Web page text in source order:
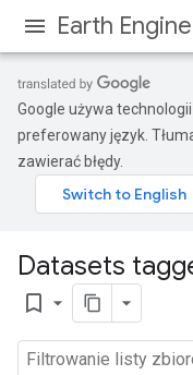
Earth
Google używa
preferowany język.
zawierać błędy.
Datasets
bookmark_border